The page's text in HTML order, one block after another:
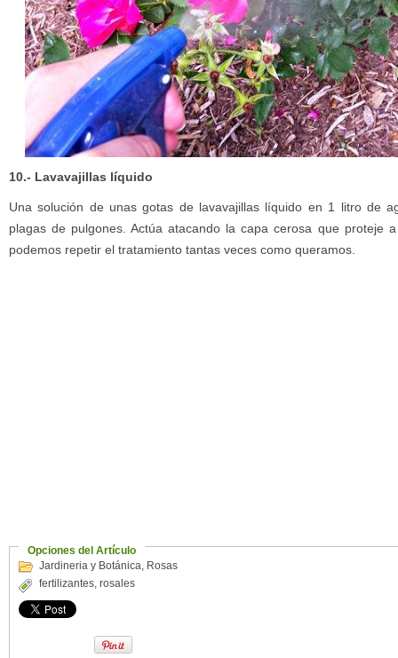
10.- Lavavajillas líquido
Una solución de unas gotas de lavavajillas líquido en 1 litro de
plagas de pulgones. Actúa atacando la capa cerosa que proteje
podemos repetir el tratamiento tantas veces como queramos.
Opciones del Artículo
Jardineria y Botánica, Rosas
fertilizantes, rosales